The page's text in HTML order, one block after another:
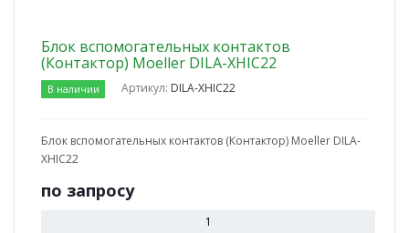
Блок вспомогательных контактов
(Контактор) Moeller DILA-XHIC22
В наличии Артикул: DILA-XHIC22
Блок вспомогательных контактов (Контактор) Moeller DILA-
XHIC22
по запросу